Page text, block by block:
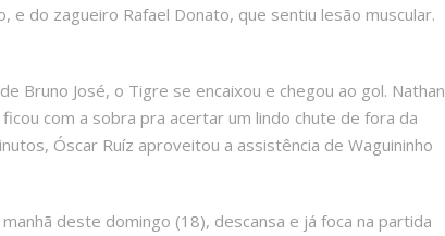
do zagueiro Rafael Donato, que sentiu lesão muscular.
Bruno José, o Tigre se encaixou e chegou ao gol. Nathan
com a sobra pra acertar um lindo chute de fora da
Óscar Ruíz aproveitou a assistência de Waguininho
deste domingo (18), descansa e já foca na partida